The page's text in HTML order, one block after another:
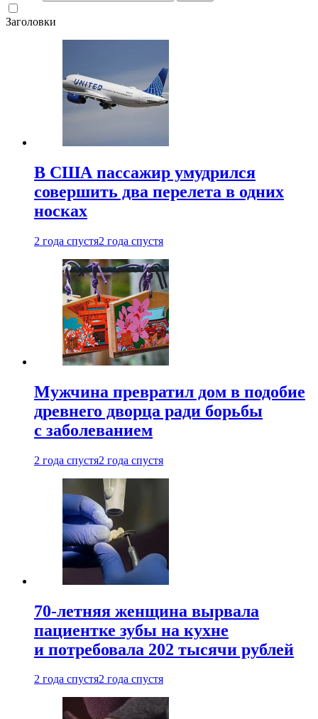
Заголовки
В США пассажир умудрился
совершить два перелета в одних
носках
2 года спустя2 года спустя
Мужчина превратил дом в подобие
древнего дворца ради борьбы
с заболеванием
2 года спустя2 года спустя
70-летняя женщина вырвала
пациентке зубы на кухне
и потребовала 202 тысячи рублей
2 года спустя2 года спустя